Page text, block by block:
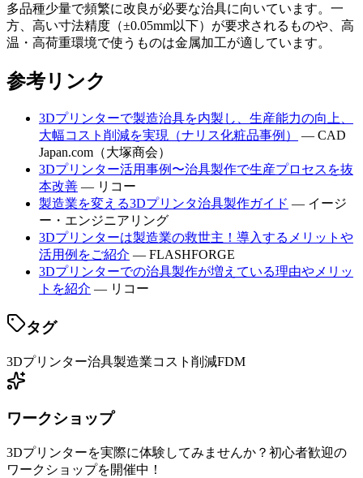
多品種少量で頻繁に改良が必要な治具に向いています。一
方、高い寸法精度（±0.05mm以下）が要求されるものや、高
温・高荷重環境で使うものは金属加工が適しています。
参考リンク
3Dプリンターで製造治具を内製し、生産能力の向上、
大幅コスト削減を実現（ナリス化粧品事例）
— CAD
Japan.com（大塚商会）
3Dプリンター活用事例〜治具製作で生産プロセスを抜
本改善 — リコー
製造業を変える3Dプリンタ治具製作ガイド — イージ
ー・エンジニアリング
3Dプリンターは製造業の救世主！導入するメリットや
活用例をご紹介 — FLASHFORGE
3Dプリンターでの治具製作が増えている理由やメリッ
トを紹介 — リコー
タグ
3Dプリンター治具製造業コスト削減FDM
ワークショップ
3Dプリンターを実際に体験してみませんか？初心者歓迎の
ワークショップを開催中！